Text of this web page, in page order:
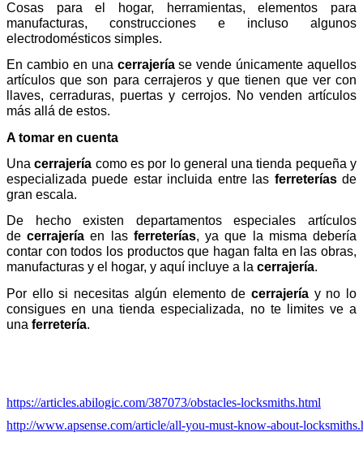
Cosas para el hogar, herramientas, elementos para
manufacturas, construcciones e incluso algunos
electrodomésticos simples.
En cambio en una cerrajeríase vende únicamente aquellos
artículos que son para cerrajeros y que tienen que ver con
llaves, cerraduras, puertas y cerrojos. No venden artículos
más allá de estos.
A tomar en cuenta
Unacerrajería como es por lo general una tienda pequeña y
especializada puede estar incluida entre las ferreteríasde
gran escala.
De hecho existen departamentos especiales artículos
decerrajería en las ferreterías, ya que la misma debería
contar con todos los productos que hagan falta en las obras,
manufacturas y el hogar, y aquí incluye a la cerrajería.
Por ello si necesitas algún elemento de cerrajeríay no lo
consigues en una tienda especializada, no te limites ve a
una ferretería.
https://articles.abilogic.com/387073/obstacles-locksmiths.html
http://www.apsense.com/article/all-you-must-know-about-